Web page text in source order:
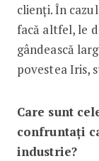
clienți. În
facă altfel, le
gândească
povestea Iris,
Care sunt
confruntați
industrie?